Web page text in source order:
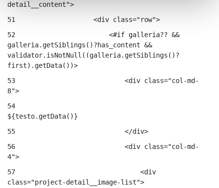
detail__content">
51
                    <div class="row">
52
                        <#if galleria?? &&
galleria.getSiblings()?has_content &&
validator.isNotNull((galleria.getSiblings()?
first).getData())>
53
                            <div class="col-md-
8">
54
${testo.getData()}
55
                            </div>
56
                            <div class="col-md-
4">
57
                                <div
class="project-detail__image-list">